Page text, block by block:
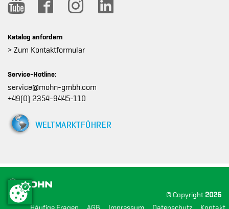
Katalog anfordern
> Zum Kontaktformular
Service-Hotline:
service@mohn-gmbh.com
+49(0) 2354-9445-110
© Copyright 2026